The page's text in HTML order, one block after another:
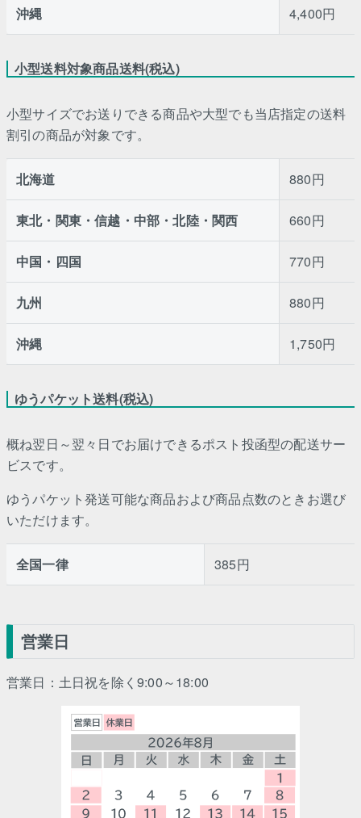
沖縄 4,400円
小型送料対象商品送料(税込)
小型サイズでお送りできる商品や大型でも当店指定の送料
割引の商品が対象です。
北海道 880円
東北・関東・信越・中部・北陸・関西 660円
中国・四国 770円
九州 880円
沖縄 1,750円
ゆうパケット送料(税込)
概ね翌日～翌々日でお届けできるポスト投函型の配送サー
ビスです。
ゆうパケット発送可能な商品および商品点数のときお選び
いただけます。
全国一律 385円
営業日
営業日：土日祝を除く9:00～18:00